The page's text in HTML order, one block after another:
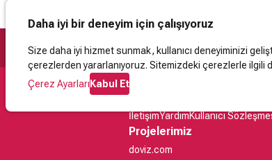
Daha iyi bir deneyim için çalışıyoruz
Size daha iyi hizmet sunmak, kullanıcı deneyiminizi
çerezlerden yararlanıyoruz. Sitemizdeki çerezlerle ilgili
Çerez AyarlarıKabul Et
Destek
İletişimYardımKullanıcı
Projelerimiz
doviz.com